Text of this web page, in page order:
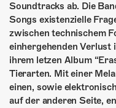
GÖNNEREI
SHOP
Soundtracks ab. Die
Songs existenzielle
zwischen technischem
einhergehenden Verlust
ihrem letzen Album
Tierarten. Mit einer
einen, sowie
auf der anderen Seite,